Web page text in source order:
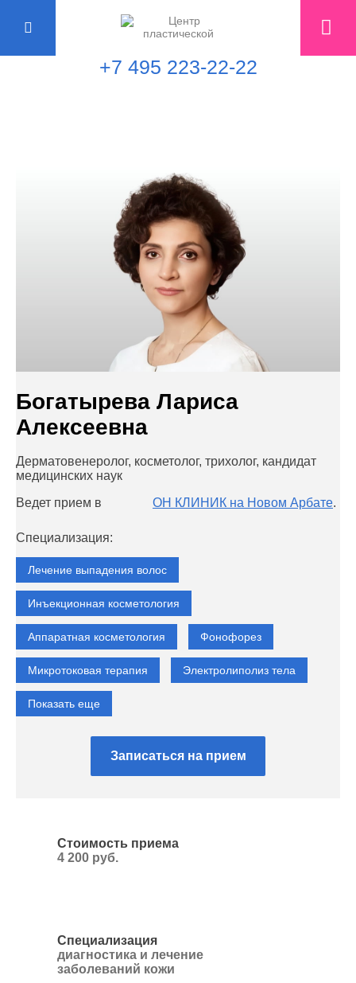
+7 495 223-22-22
Богатырева Лариса
Алексеевна
Дерматовенеролог, косметолог, трихолог, кандидат
медицинских наук
Ведет прием в
ОН КЛИНИК на Новом Арбате.
Специализация:
Лечение выпадения волос
Инъекционная косметология
Аппаратная косметология Фонофорез
Микротоковая терапия Электролиполиз тела
Показать еще
Записаться на прием
Стоимость приема
4 200 руб.
Специализация
диагностика и лечение
заболеваний кожи